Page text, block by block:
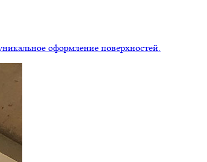
оформление поверхностей.